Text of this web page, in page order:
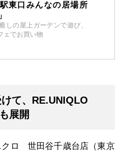
東口みんなの居場所
しの屋上ガーデンで遊び、
ェでお買い物
て、RE.UNIQLO
展開
クロ 世田谷千歳台店（東京